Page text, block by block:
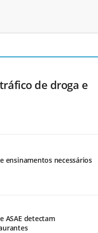
de droga e
ensinamentos necessários
ASAE detectam